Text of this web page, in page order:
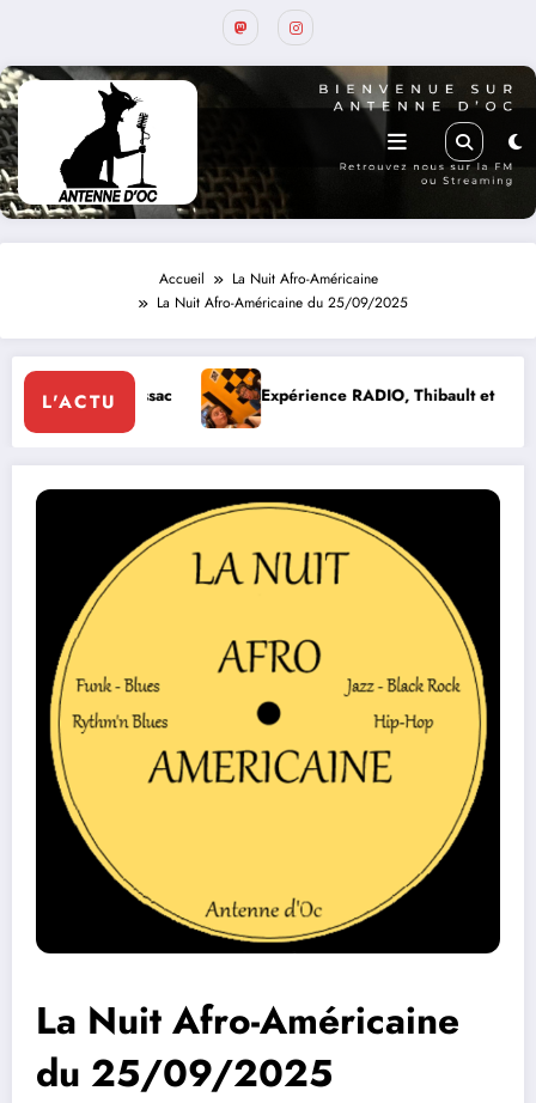
Accueil
La Nuit Afro-Américaine
La Nuit Afro-Américaine du 25/09/2025
L'ACTU Expérience RADIO, Thibault et Lou-Anne d’Olmeto
La Nuit Afro-Américaine
du 25/09/2025